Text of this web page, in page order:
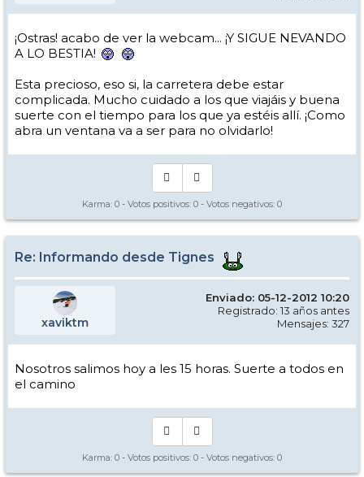
¡Ostras! acabo de ver la webcam... ¡Y SIGUE NEVANDO
A LO BESTIA!
Esta precioso, eso si, la carretera debe estar
complicada. Mucho cuidado a los que viajáis y buena
suerte con el tiempo para los que ya estéis allí. ¡Como
abra un ventana va a ser para no olvidarlo!
Karma: 0 - Votos positivos: 0 - Votos negativos: 0
Re: Informando desde Tignes
xaviktm
Enviado: 05-12-2012 10:20
Registrado: 13 años antes
Mensajes: 327
Nosotros salimos hoy a les 15 horas. Suerte a todos en
el camino
Karma: 0 - Votos positivos: 0 - Votos negativos: 0